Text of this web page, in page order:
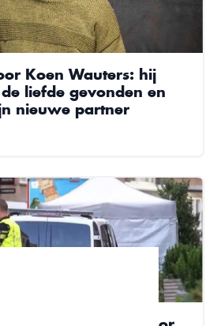
Koen Wauters: hij
liefde gevonden en
nieuwe partner